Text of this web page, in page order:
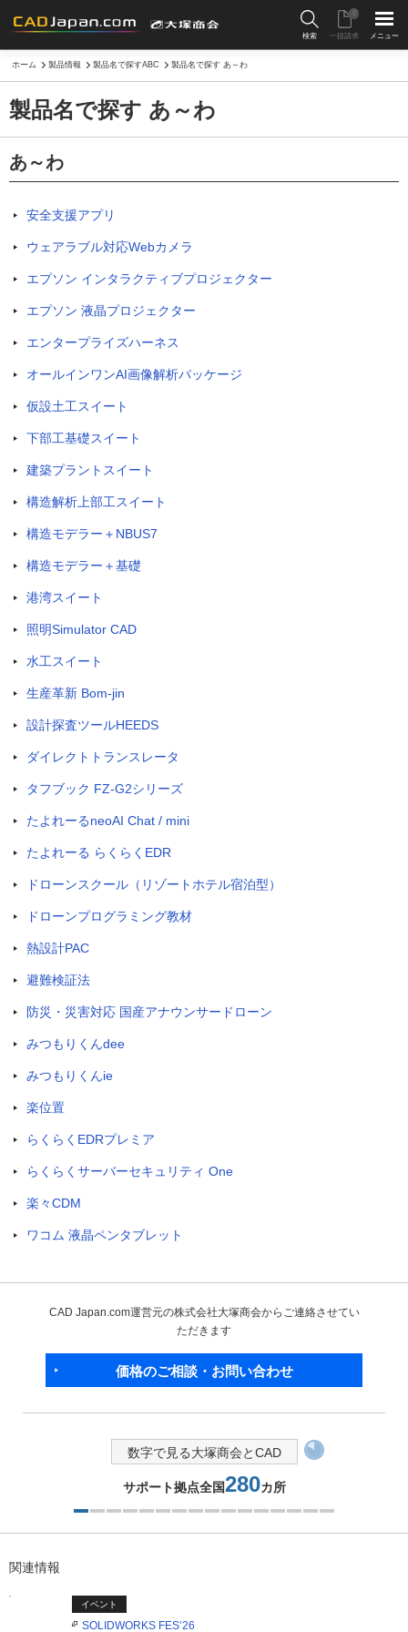
検索 一括請求
0
メニュー
ホーム 製品情報 製品名で探すABC 製品名で探す あ～わ
製品名で探す あ～わ
あ～わ
安全支援アプリ
ウェアラブル対応Webカメラ
エプソン インタラクティブプロジェクター
エプソン 液晶プロジェクター
エンタープライズハーネス
オールインワンAI画像解析パッケージ
仮設土工スイート
下部工基礎スイート
建築プラントスイート
構造解析上部工スイート
構造モデラー＋NBUS7
構造モデラー＋基礎
港湾スイート
照明Simulator CAD
水工スイート
生産革新 Bom-jin
設計探査ツールHEEDS
ダイレクトトランスレータ
タフブック FZ-G2シリーズ
たよれーるneoAI Chat / mini
たよれーる らくらくEDR
ドローンスクール（リゾートホテル宿泊型）
ドローンプログラミング教材
熱設計PAC
避難検証法
防災・災害対応 国産アナウンサードローン
みつもりくんdee
みつもりくんie
楽位置
らくらくEDRプレミア
らくらくサーバーセキュリティ One
楽々CDM
ワコム 液晶ペンタブレット
CAD Japan.com運営元の株式会社大塚商会からご連絡させてい
ただきます
価格のご相談・お問い合わせ
数字で見る大塚商会とCAD
サポート拠点全国280カ所
関連情報
イベント
SOLIDWORKS FES’26